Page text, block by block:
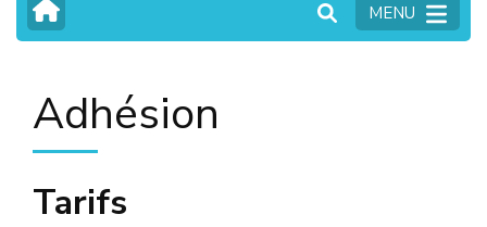
MENU
Adhésion
Tarifs